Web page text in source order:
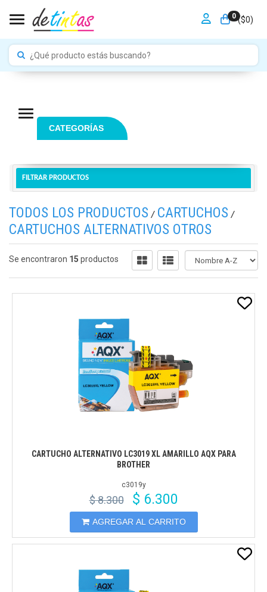
0 ($0)
Toggle navigation
Navigation ein-/ausblenden
CATEGORÍAS
FILTRAR PRODUCTOS
TODOS LOS PRODUCTOS / CARTUCHOS /
CARTUCHOS ALTERNATIVOS OTROS
Se encontraron 15 productos
CARTUCHO ALTERNATIVO LC3019 XL AMARILLO AQX PARA
BROTHER
c3019y
$ 8.300 $ 6.300
AGREGAR AL CARRITO